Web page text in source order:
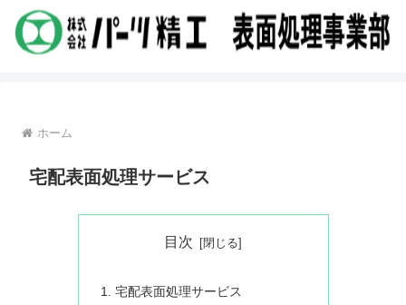
ホーム
宅配表面処理サービス
目次
宅配表面処理サービス